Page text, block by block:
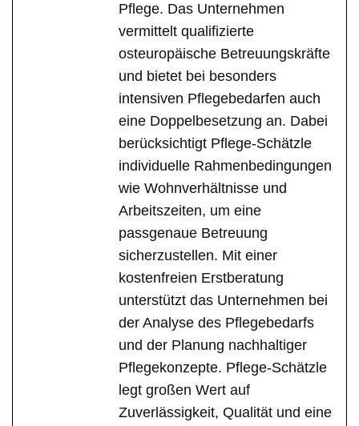
Pflege. Das Unternehmen
vermittelt qualifizierte
osteuropäische Betreuungskräfte
und bietet bei besonders
intensiven Pflegebedarfen auch
eine Doppelbesetzung an. Dabei
berücksichtigt Pflege-Schätzle
individuelle Rahmenbedingungen
wie Wohnverhältnisse und
Arbeitszeiten, um eine
passgenaue Betreuung
sicherzustellen. Mit einer
kostenfreien Erstberatung
unterstützt das Unternehmen bei
der Analyse des Pflegebedarfs
und der Planung nachhaltiger
Pflegekonzepte. Pflege-Schätzle
legt großen Wert auf
Zuverlässigkeit, Qualität und eine